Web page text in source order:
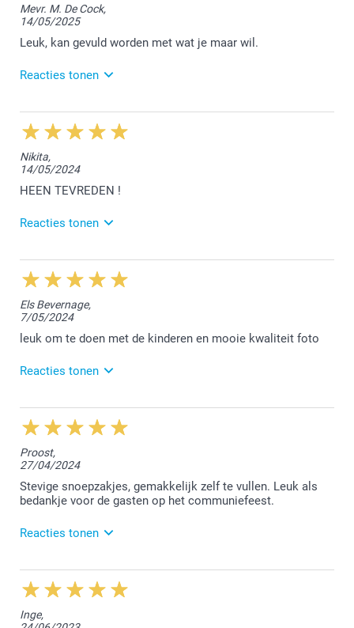
Mevr. M. De Cock,
14/05/2025
Leuk, kan gevuld worden met wat je maar wil.
Reacties tonen
20/05/2025
10:57
Hallo Marina,
Wat fijn om te lezen dat je tevreden bent over onze
snoepzakjes. We vonden het fijn jouw bestelling te
Hartelijke groet!
Nikita,
14/05/2024
HEEN TEVREDEN !
Reacties tonen
17/05/2024
14:35
Dag Nikita,
Bedankt voor jouw positieve review op Trustpilot.
Geniet van de lekkere snoepjes!
Nathalie @smartphoto
Els Bevernage,
7/05/2024
leuk om te doen met de kinderen en mooie kwaliteit foto
Reacties tonen
16/05/2024
12:52
Dag Els,
Jouw review maakt ons blij :-)
Heel leuk om te lezen dat je dit samen opgevuld hebt
met jouw kinderen!
Nathalie @smartphoto
Proost,
27/04/2024
Stevige snoepzakjes, gemakkelijk zelf te vullen. Leuk als
bedankje voor de gasten op het communiefeest.
Reacties tonen
10/05/2024
13:32
Hey P.,
Inge,